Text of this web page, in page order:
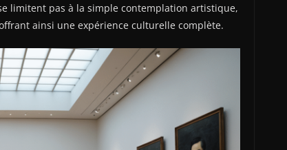
limitent pas à la simple contemplation artistique,
ainsi une expérience culturelle complète.